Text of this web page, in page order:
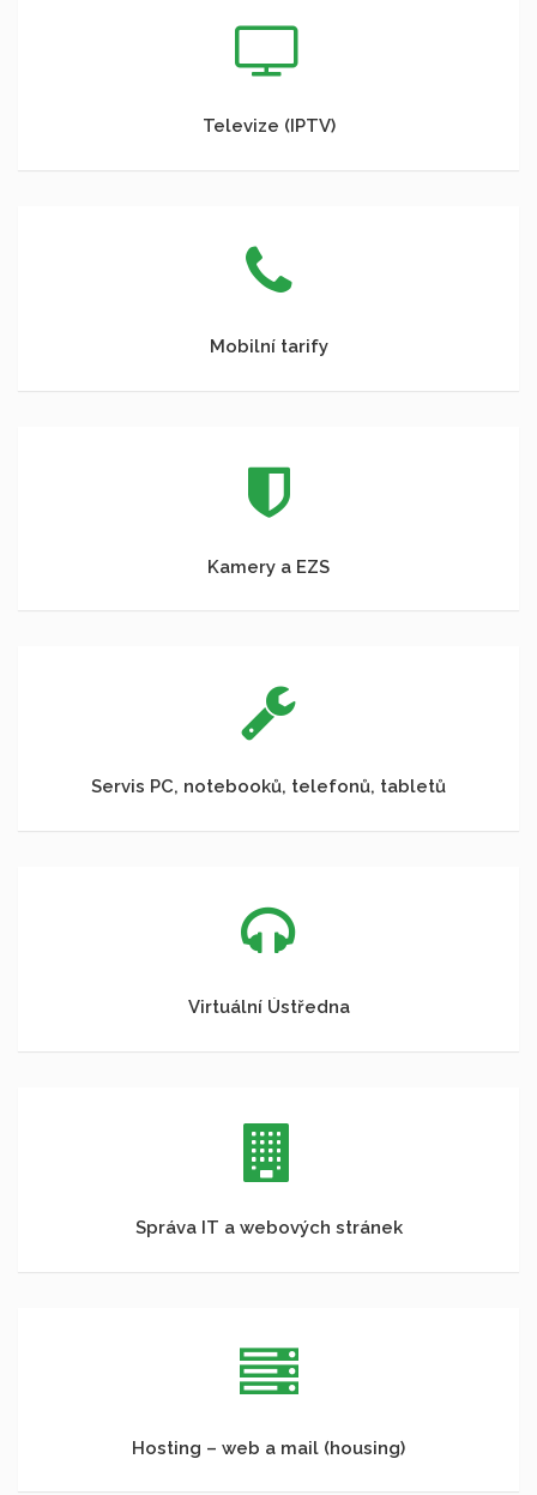
Televize (IPTV)
Mobilní tarify
Kamery a EZS
Servis PC, notebooků, telefonů, tabletů
Virtuální Ústředna
Správa IT a webových stránek
Hosting – web a mail (housing)